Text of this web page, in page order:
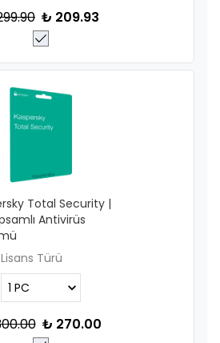
₺ 209.93
Total Security |
Antivirüs
Lisans Türü
₺ 270.00